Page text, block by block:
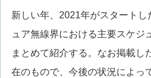
新しい年、2021年がスタート
ュア無線界における主要スケジ
まとめて紹介する。なお掲載し
在のもので、今後の状況によっ